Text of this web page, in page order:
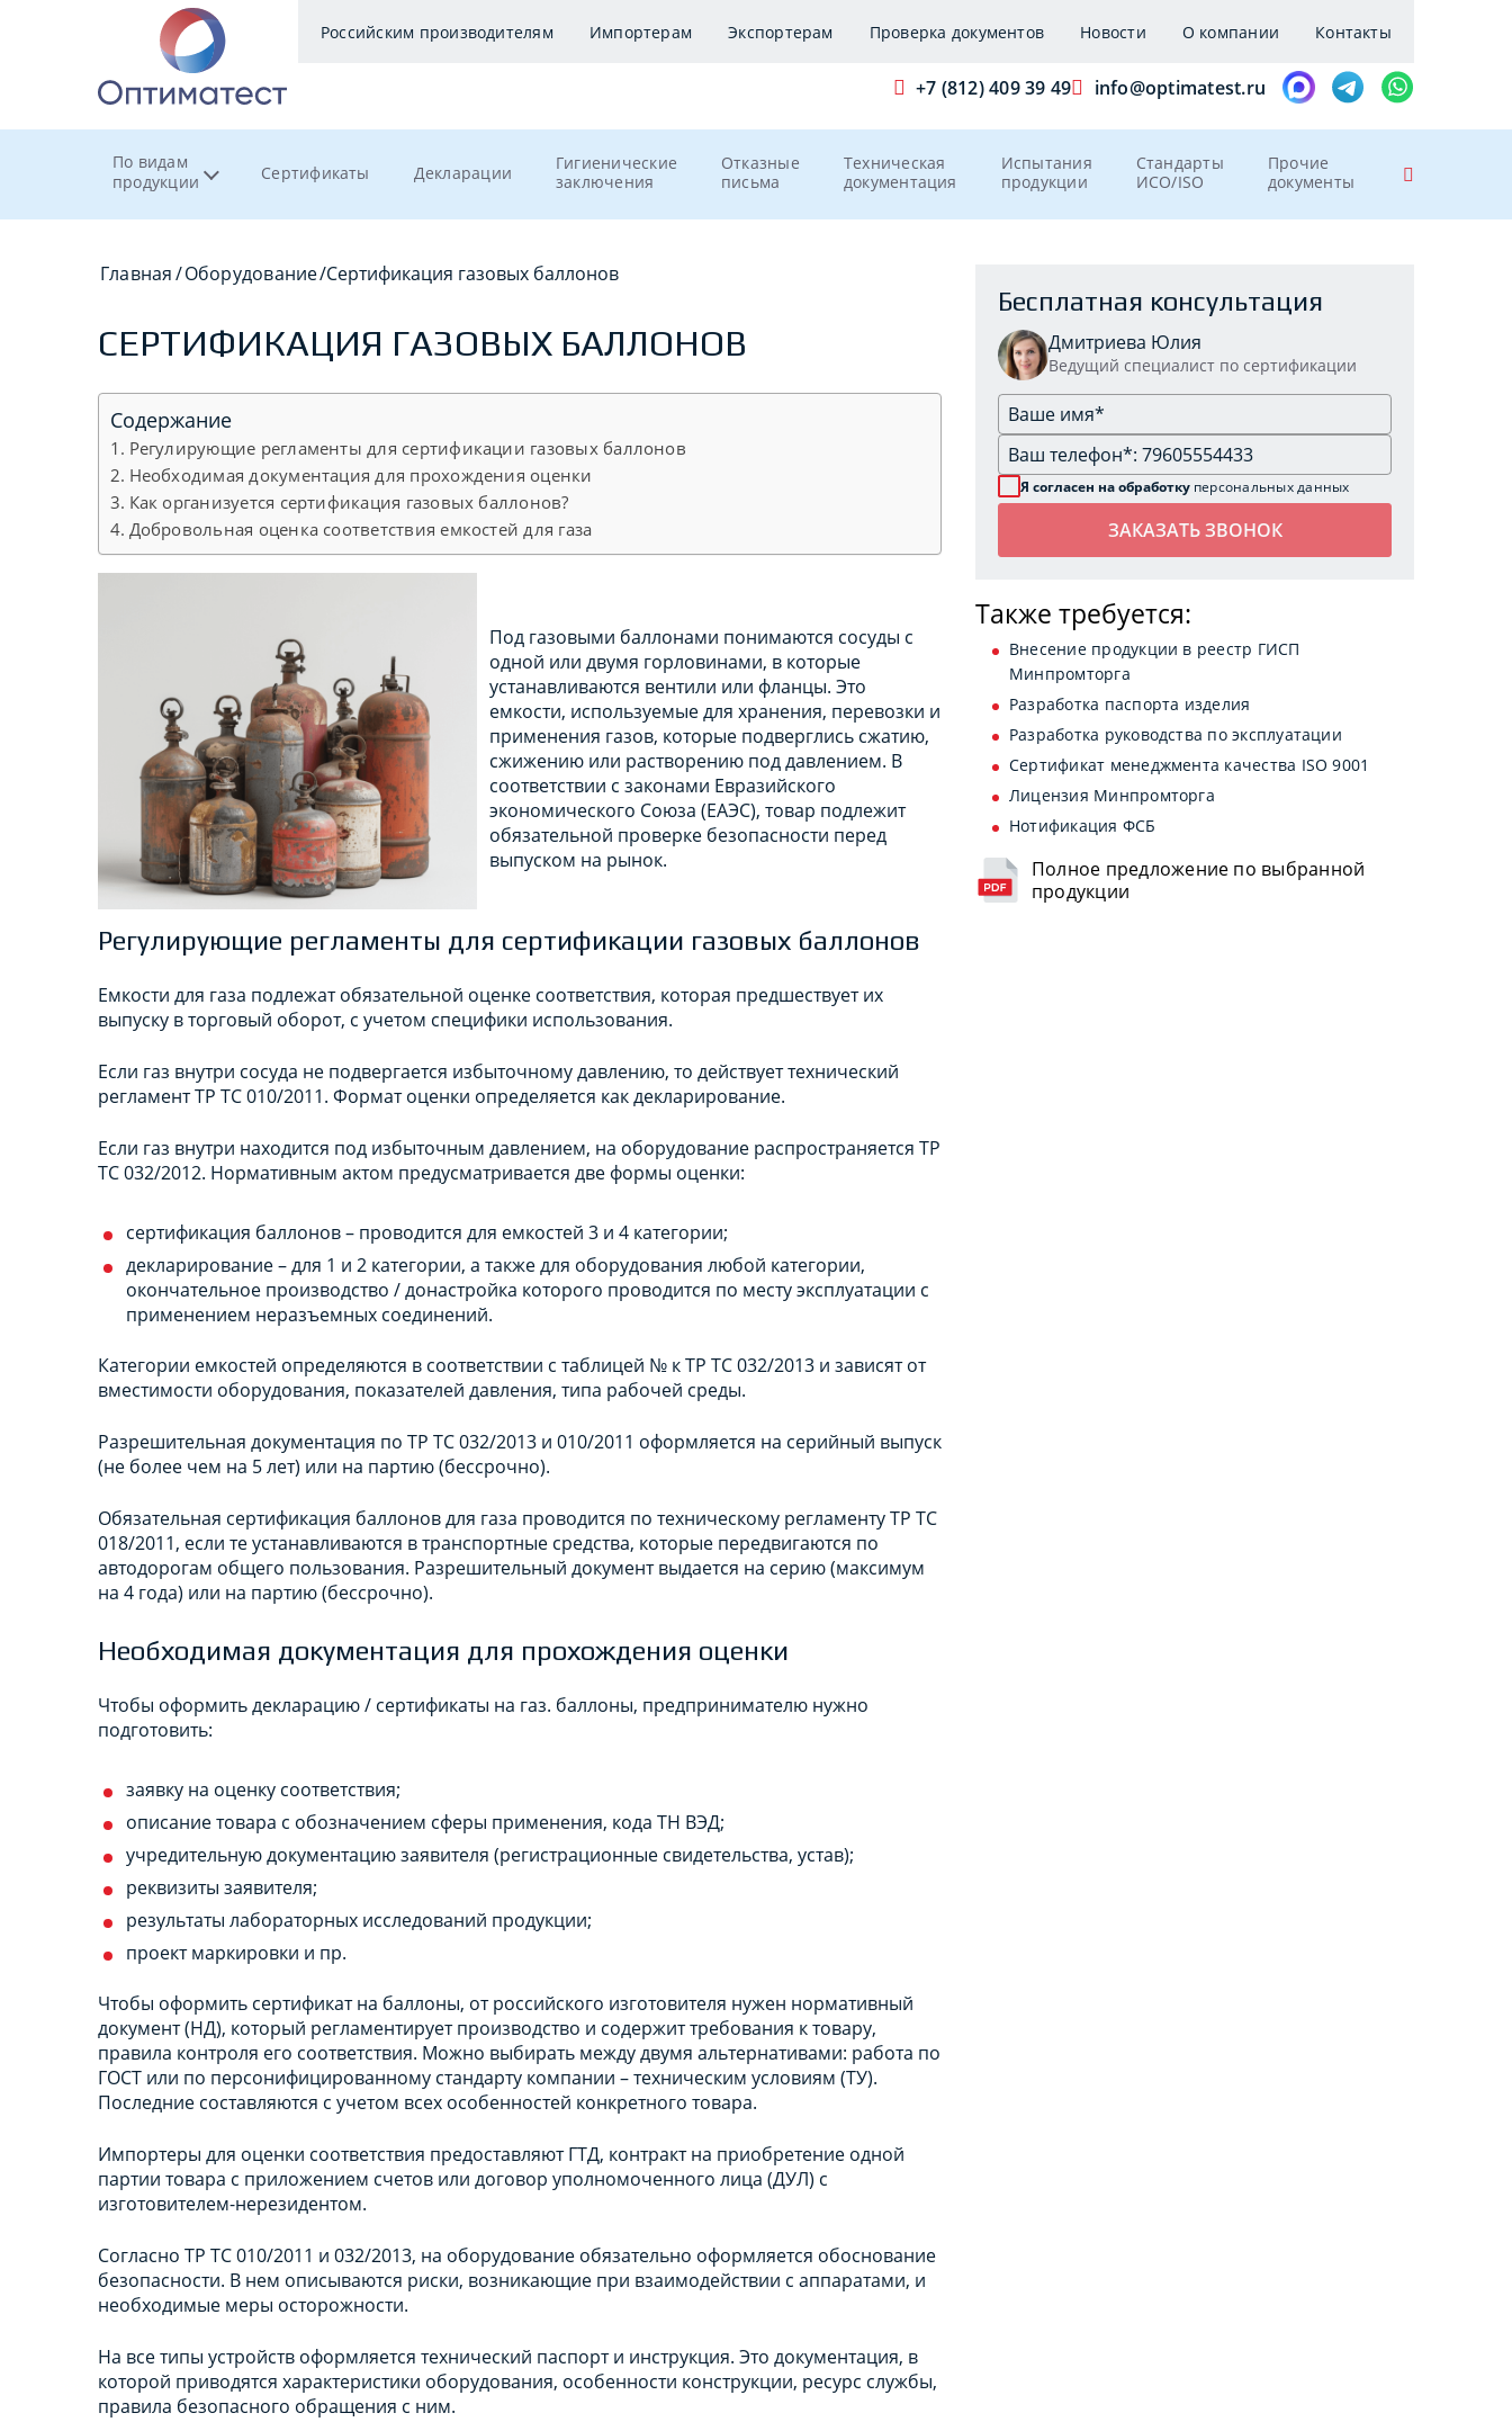
Российским производителям Импортерам Экспортерам Проверка документов Новости О компании Контакты
+7 (812) 409 39 49 info@optimatest.ru
По видам
продукции
Сертификаты Декларации
Гигиенические
заключения
Отказные
письма
Техническая
документация
Испытания
продукции
Стандарты
ИСО/ISO
Прочие
документы
Главная/Оборудование/Сертификация газовых баллонов
СЕРТИФИКАЦИЯ ГАЗОВЫХ БАЛЛОНОВ
Содержание
Регулирующие регламенты для сертификации газовых баллонов
Необходимая документация для прохождения оценки
Как организуется сертификация газовых баллонов?
Добровольная оценка соответствия емкостей для газа
Под газовыми баллонами понимаются сосуды с
одной или двумя горловинами, в которые
устанавливаются вентили или фланцы. Это
емкости, используемые для хранения, перевозки и
применения газов, которые подверглись сжатию,
сжижению или растворению под давлением. В
соответствии с законами Евразийского
экономического Союза (ЕАЭС), товар подлежит
обязательной проверке безопасности перед
выпуском на рынок.
Регулирующие регламенты для сертификации газовых баллонов
Емкости для газа подлежат обязательной оценке соответствия, которая предшествует их
выпуску в торговый оборот, с учетом специфики использования.
Если газ внутри сосуда не подвергается избыточному давлению, то действует технический
регламент ТР ТС 010/2011. Формат оценки определяется как декларирование.
Если газ внутри находится под избыточным давлением, на оборудование распространяется ТР
ТС 032/2012. Нормативным актом предусматривается две формы оценки:
сертификация баллонов – проводится для емкостей 3 и 4 категории;
декларирование – для 1 и 2 категории, а также для оборудования любой категории,
окончательное производство / донастройка которого проводится по месту эксплуатации с
применением неразъемных соединений.
Категории емкостей определяются в соответствии с таблицей № к ТР ТС 032/2013 и зависят от
вместимости оборудования, показателей давления, типа рабочей среды.
Разрешительная документация по ТР ТС 032/2013 и 010/2011 оформляется на серийный выпуск
(не более чем на 5 лет) или на партию (бессрочно).
Обязательная сертификация баллонов для газа проводится по техническому регламенту ТР ТС
018/2011, если те устанавливаются в транспортные средства, которые передвигаются по
автодорогам общего пользования. Разрешительный документ выдается на серию (максимум
на 4 года) или на партию (бессрочно).
Необходимая документация для прохождения оценки
Чтобы оформить декларацию / сертификаты на газ. баллоны, предпринимателю нужно
подготовить:
заявку на оценку соответствия;
описание товара с обозначением сферы применения, кода ТН ВЭД;
учредительную документацию заявителя (регистрационные свидетельства, устав);
реквизиты заявителя;
результаты лабораторных исследований продукции;
проект маркировки и пр.
Чтобы оформить сертификат на баллоны, от российского изготовителя нужен нормативный
документ (НД), который регламентирует производство и содержит требования к товару,
правила контроля его соответствия. Можно выбирать между двумя альтернативами: работа по
ГОСТ или по персонифицированному стандарту компании – техническим условиям (ТУ).
Последние составляются с учетом всех особенностей конкретного товара.
Импортеры для оценки соответствия предоставляют ГТД, контракт на приобретение одной
партии товара с приложением счетов или договор уполномоченного лица (ДУЛ) с
изготовителем-нерезидентом.
Согласно ТР ТС 010/2011 и 032/2013, на оборудование обязательно оформляется обоснование
безопасности. В нем описываются риски, возникающие при взаимодействии с аппаратами, и
необходимые меры осторожности.
На все типы устройств оформляется технический паспорт и инструкция. Это документация, в
которой приводятся характеристики оборудования, особенности конструкции, ресурс службы,
правила безопасного обращения с ним.
Бесплатная консультация
Дмитриева Юлия
Ведущий специалист по сертификации
Я согласен на обработку персональных данных
Также требуется:
Внесение продукции в реестр ГИСП
Минпромторга
Разработка паспорта изделия
Разработка руководства по эксплуатации
Сертификат менеджмента качества ISO 9001
Лицензия Минпромторга
Нотификация ФСБ
Полное предложение по выбранной
продукции